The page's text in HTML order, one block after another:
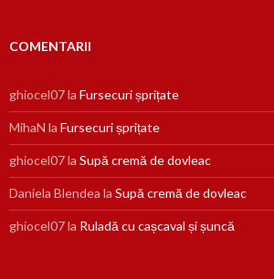
COMENTARII
ghiocel07la Fursecuri șprițate
MihaN la Fursecuri șprițate
ghiocel07la Supă cremă de dovleac
Daniela Blendea la Supă cremă de dovleac
ghiocel07la Ruladă cu cașcaval și șuncă